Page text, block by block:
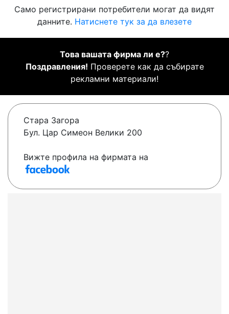
Само регистрирани потребители могат да видят
данните. Натиснете тук за да влезете
Това вашата фирма ли е??
Поздравления! Проверете как да събирате
рекламни материали!
Стара Загора
Бул. Цар Симеон Велики 200
Вижте профила на фирмата на